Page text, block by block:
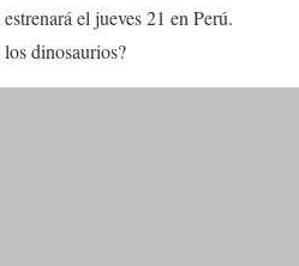
el jueves 21 en Perú.
dinosaurios?